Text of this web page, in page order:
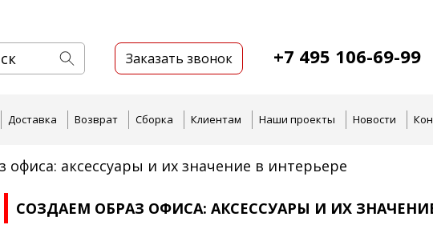
Заказать звонок +7 495 106-69-99
Доставка Возврат Сборка Клиентам Наши проекты Новости
офиса: аксессуары и их значение в интерьере
СОЗДАЕМ ОБРАЗ ОФИСА: АКСЕССУАРЫ И ИХ